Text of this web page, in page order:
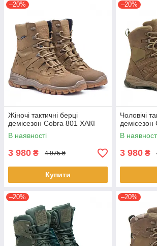
–20%
Жіночі тактичні берці
демісезон Cobra 801 ХАКІ
В наявності
3 980 ₴ 4 975 ₴
Купити
–20%
Чоловічі
демісезон
В
3 980 ₴
–20% –20%